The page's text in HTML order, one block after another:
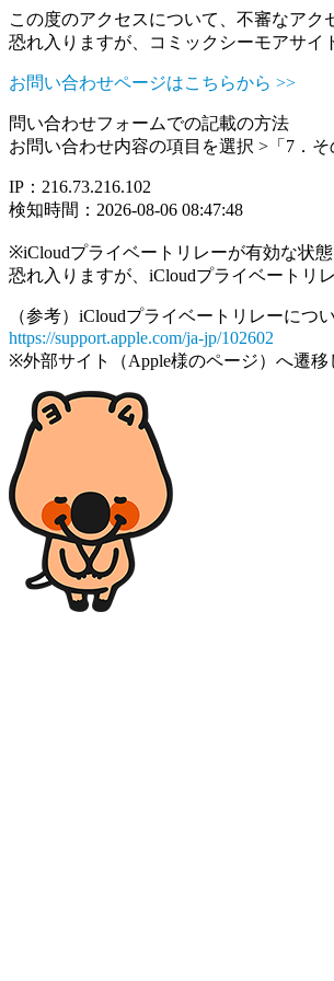
この度のアクセスについて、不審なアク
恐れ入りますが、コミックシーモアサイ
お問い合わせページはこちらから >>
問い合わせフォームでの記載の方法
お問い合わせ内容の項目を選択 >「7．
IP：216.73.216.102
検知時間：2026-08-06 08:47:48
※iCloudプライベートリレーが有効な状
恐れ入りますが、iCloudプライベートリ
（参考）iCloudプライベートリレーにつ
https://support.apple.com/ja-jp/102602
※外部サイト（Apple様のページ）へ遷移